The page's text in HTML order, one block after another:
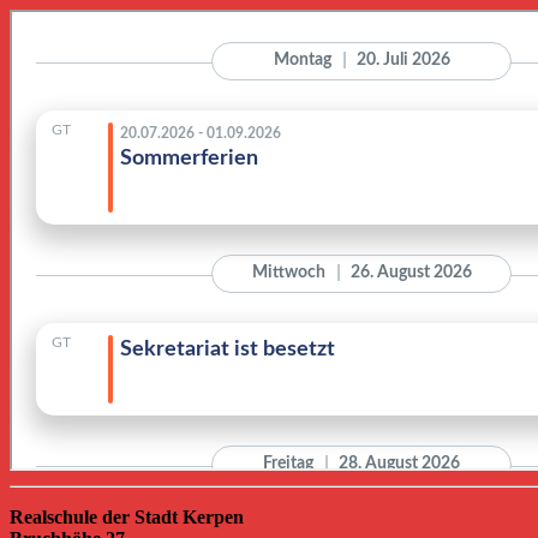
Realschule der Stadt Kerpen